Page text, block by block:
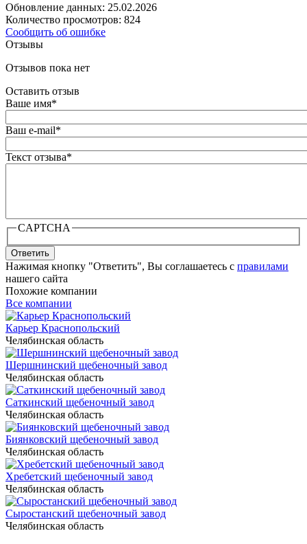
Обновление данных: 25.02.2026
Количество просмотров: 824
Сообщить об ошибке
Отзывы
Отзывов пока нет
Оставить отзыв
Ваше имя*
Ваш e-mail*
Текст отзыва*
CAPTCHA
Ответить
Нажимая кнопку "Ответить", Вы соглашаетесь с правилами
нашего сайта
Похожие компании
Все компании
Карьер Краснопольский
Челябинская область
Шершнинский щебеночный завод
Челябинская область
Саткинский щебеночный завод
Челябинская область
Биянковский щебеночный завод
Челябинская область
Хребетский щебеночный завод
Челябинская область
Сыростанский щебеночный завод
Челябинская область